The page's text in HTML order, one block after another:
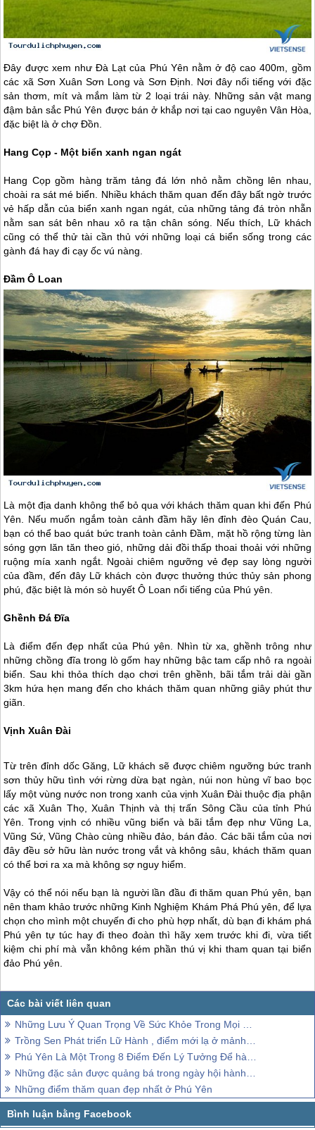
Đây được xem như Đà Lạt của Phú Yên nằm ở độ cao 400m, gồm
các xã Sơn Xuân Sơn Long và Sơn Định. Nơi đây nổi tiếng với đặc
sản thơm, mít và mắm làm từ 2 loại trái này. Những sản vật mang
đậm bản sắc Phú Yên được bán ở khắp nơi tại cao nguyên Vân Hòa,
đặc biệt là ở chợ Đồn.
Hang Cọp - Một biển xanh ngan ngát
Hang Cọp gồm hàng trăm tảng đá lớn nhỏ nằm chồng lên nhau,
choài ra sát mé biển. Nhiều khách thăm quan đến đây bất ngờ trước
vẻ hấp dẫn của biển xanh ngan ngát, của những tảng đá tròn nhẵn
nằm san sát bên nhau xô ra tận chân sóng. Nếu thích, Lữ khách
cũng có thể thử tài cần thủ với những loại cá biển sống trong các
gành đá hay đi cạy ốc vú nàng.
Đầm Ô Loan
Là một địa danh không thể bỏ qua với khách thăm quan khi đến Phú
Yên . Nếu muốn ngắm toàn cảnh đầm hãy lên đỉnh đèo Quán Cau,
bạn có thể bao quát bức tranh toàn cảnh Đầm, mặt hồ rộng từng làn
sóng gợn lăn tăn theo gió, những dải đồi thấp thoai thoải với những
ruộng mía xanh ngắt. Ngoài chiêm ngưỡng vẻ đẹp say lòng người
của đầm, đến đây Lữ khách còn được thưởng thức thủy sản phong
phú, đặc biệt là món sò huyết Ô Loan nổi tiếng của Phú yên
Ghềnh Đá Đĩa
Là điểm đến đẹp nhất của Phú yên . Nhìn từ xa, ghềnh trông như
những chồng đĩa trong lò gốm hay những bậc tam cấp nhô ra ngoài
biển. Sau khi thỏa thích dạo chơi trên ghềnh, bãi tắm trải dài gần
3km hứa hẹn mang đến cho khách thăm quan những giây phút thư
giãn.
Vịnh Xuân Đài
Từ trên đỉnh dốc Găng, Lữ khách sẽ được chiêm ngưỡng bức tranh
sơn thủy hữu tình với rừng dừa bạt ngàn, núi non hùng vĩ bao bọc
lấy một vùng nước non trong xanh của vịnh Xuân Đài thuộc địa phận
Yên. Trong vịnh có nhiều vũng biển và bãi tắm đẹp như Vũng La,
Vũng Sứ, Vũng Chào cùng nhiều đảo, bán đảo. Các bãi tắm của nơi
đây đều sở hữu làn nước trong vắt và không sâu, khách thăm quan
có thể bơi ra xa mà không sợ nguy hiểm.
Vậy có thể nói nếu bạn là người lần đầu đi thăm quan
nên tham khảo trước những Kinh Nghiệm Khám Phá
chọn cho mình một chuyến đi cho phù hợp nhất, dù bạn đi khám phá
Phú yêntự túc hay đi theo đoàn thì hãy xem trước khi đi, vừa tiết
kiệm chi phí mà vẫn không kém phần thú vị khi tham quan tại biển